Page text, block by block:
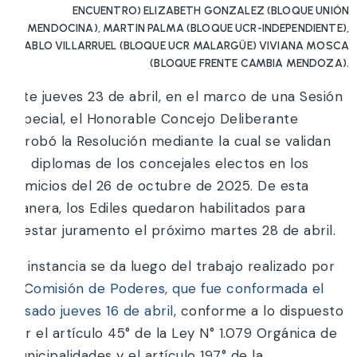
ENCUENTRO) ELIZABETH GONZALEZ (BLOQUE UNIÓN
MENDOCINA), MARTIN PALMA (BLOQUE UCR-INDEPENDIENTE),
PABLO VILLARRUEL (BLOQUE UCR MALARGÜE) VIVIANA MOSCA
(BLOQUE FRENTE CAMBIA MENDOZA).
Este jueves 23 de abril, en el marco de una Sesión
Especial, el Honorable Concejo Deliberante
aprobó la Resolución mediante la cual se validan
los diplomas de los concejales electos en los
comicios del 26 de octubre de 2025. De esta
manera, los Ediles quedaron habilitados para
prestar juramento el próximo martes 28 de abril.
La instancia se da luego del trabajo realizado por
la Comisión de Poderes, que fue conformada el
pasado jueves 16 de abril, conforme a lo dispuesto
por el artículo 45° de la Ley N° 1.079 Orgánica de